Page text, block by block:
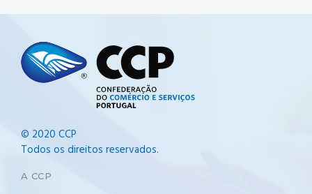
© 2020 CCP
Todos os direitos reservados.
A CCP